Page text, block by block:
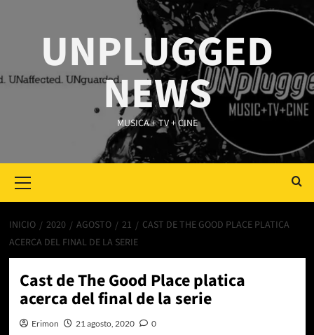
UNPLUGGED
NEWS
MUSICA + TV + CINE
Menu
INICIO 2020 AGOSTO 21
CAST DE THE GOOD PLACE PLATICA
ACERCA DEL FINAL DE LA SERIE
Cast de The Good Place platica
acerca del final de la serie
Erimon 21 agosto, 2020 0